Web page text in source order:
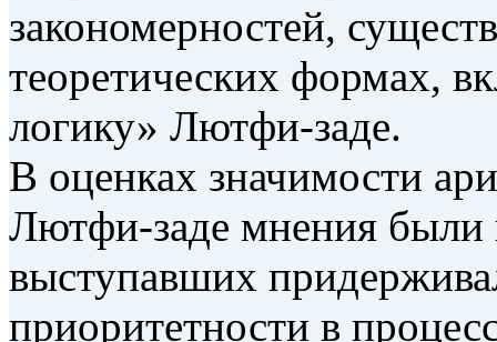
закономерностей,
теоретических формах,
логику» Лютфи-заде.
В оценках значимости
Лютфи-заде мнения были
выступавших
приоритетности в